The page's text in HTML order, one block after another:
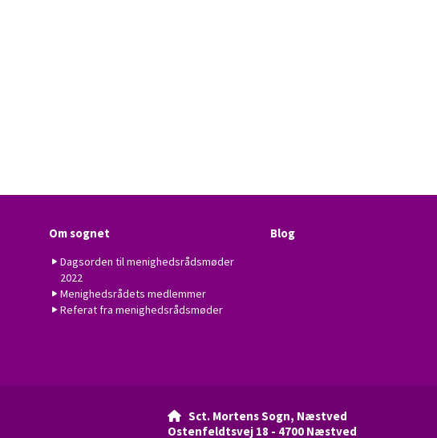
Om sognet
Dagsorden til menighedsrådsmøder
2022
Menighedsrådets medlemmer
Referat fra menighedsrådsmøder
Blog
 Sct. Mortens Sogn, Næstved
Ostenfeldtsvej 18 - 4700 Næstved